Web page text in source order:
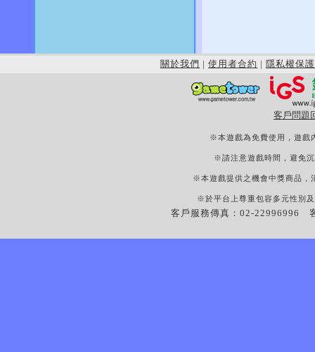
關於我們 | 使用者合約 | 隱私權保護
客戶問題
※本遊戲為免費使用，遊戲
※請注意遊戲時間，避免
※本遊戲提供之機會中獎商品，
※於平台上尊重包容多元性別
客戶服務傳真：02-22996996